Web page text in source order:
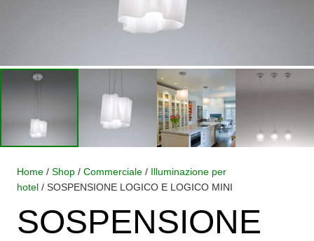
Home / Shop / Commerciale / Illuminazione per
hotel / SOSPENSIONE LOGICO E LOGICO MINI
SOSPENSIONE